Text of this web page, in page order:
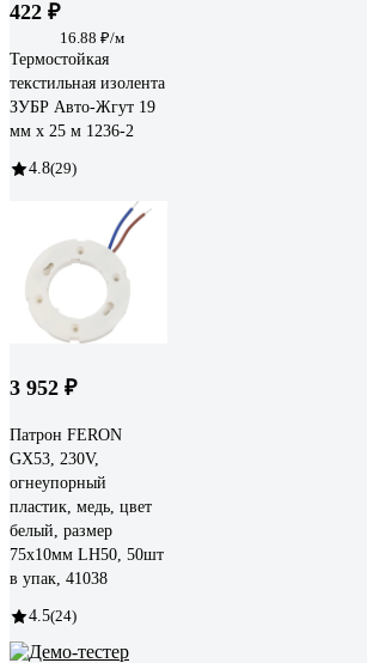
422 ₽
16.88 ₽/м
Термостойкая
текстильная изолента
ЗУБР Авто-Жгут 19
мм х 25 м 1236-2
4.8(29)
3 952 ₽
Патрон FERON
GX53, 230V,
огнеупорный
пластик, медь, цвет
белый, размер
75х10мм LH50, 50шт
в упак, 41038
4.5(24)